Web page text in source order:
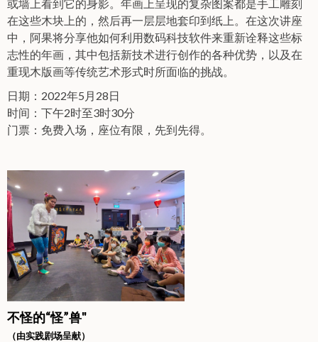
或墙上看到它的身影。年画上呈现的复杂图案都是手工雕刻
在这些木块上的，然后再一层层地套印到纸上。在这次讲座
中，阿果将分享他如何利用数码科技软件来重新诠释这些标
志性的年画，其中包括新技术进行创作的各种优势，以及在
重现木版画等传统艺术形式时所面临的挑战。
日期：2022年5月28日
时间：下午2时至3时30分
门票：免费入场，座位有限，先到先得。
不怪的“怪”兽"
（由实践剧场呈献）